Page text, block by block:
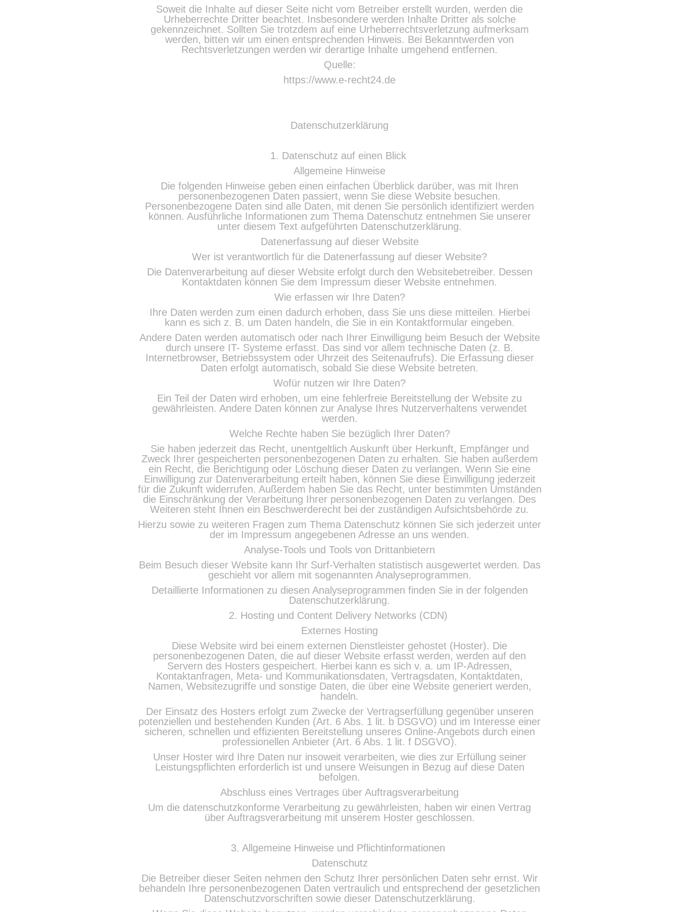
Soweit die Inhalte auf dieser Seite nicht vom Betreiber erstellt wurden, werden die
Urheberrechte Dritter beachtet. Insbesondere werden Inhalte Dritter als solche
gekennzeichnet. Sollten Sie trotzdem auf eine Urheberrechtsverletzung aufmerksam
werden, bitten wir um einen entsprechenden Hinweis. Bei Bekanntwerden von
Rechtsverletzungen werden wir derartige Inhalte umgehend entfernen.
Quelle:
https://www.e-recht24.de
Datenschutzerklärung
1. Datenschutz auf einen Blick
Allgemeine Hinweise
Die folgenden Hinweise geben einen einfachen Überblick darüber, was mit Ihren
personenbezogenen Daten passiert, wenn Sie diese Website besuchen.
Personenbezogene Daten sind alle Daten, mit denen Sie persönlich identifiziert werden
können. Ausführliche Informationen zum Thema Datenschutz entnehmen Sie unserer
unter diesem Text aufgeführten Datenschutzerklärung.
Datenerfassung auf dieser Website
Wer ist verantwortlich für die Datenerfassung auf dieser Website?
Die Datenverarbeitung auf dieser Website erfolgt durch den Websitebetreiber. Dessen
Kontaktdaten können Sie dem Impressum dieser Website entnehmen.
Wie erfassen wir Ihre Daten?
Ihre Daten werden zum einen dadurch erhoben, dass Sie uns diese mitteilen. Hierbei
kann es sich z. B. um Daten handeln, die Sie in ein Kontaktformular eingeben.
Andere Daten werden automatisch oder nach Ihrer Einwilligung beim Besuch der Website
durch unsere IT- Systeme erfasst. Das sind vor allem technische Daten (z. B.
Internetbrowser, Betriebssystem oder Uhrzeit des Seitenaufrufs). Die Erfassung dieser
Daten erfolgt automatisch, sobald Sie diese Website betreten.
Wofür nutzen wir Ihre Daten?
Ein Teil der Daten wird erhoben, um eine fehlerfreie Bereitstellung der Website zu
gewährleisten. Andere Daten können zur Analyse Ihres Nutzerverhaltens verwendet
werden.
Welche Rechte haben Sie bezüglich Ihrer Daten?
Sie haben jederzeit das Recht, unentgeltlich Auskunft über Herkunft, Empfänger und
Zweck Ihrer gespeicherten personenbezogenen Daten zu erhalten. Sie haben außerdem
ein Recht, die Berichtigung oder Löschung dieser Daten zu verlangen. Wenn Sie eine
Einwilligung zur Datenverarbeitung erteilt haben, können Sie diese Einwilligung jederzeit
für die Zukunft widerrufen. Außerdem haben Sie das Recht, unter bestimmten Umständen
die Einschränkung der Verarbeitung Ihrer personenbezogenen Daten zu verlangen. Des
Weiteren steht Ihnen ein Beschwerderecht bei der zuständigen Aufsichtsbehörde zu.
Hierzu sowie zu weiteren Fragen zum Thema Datenschutz können Sie sich jederzeit unter
der im Impressum angegebenen Adresse an uns wenden.
Analyse-Tools und Tools von Drittanbietern
Beim Besuch dieser Website kann Ihr Surf-Verhalten statistisch ausgewertet werden. Das
geschieht vor allem mit sogenannten Analyseprogrammen.
Detaillierte Informationen zu diesen Analyseprogrammen finden Sie in der folgenden
Datenschutzerklärung.
2. Hosting und Content Delivery Networks (CDN)
Externes Hosting
Diese Website wird bei einem externen Dienstleister gehostet (Hoster). Die
personenbezogenen Daten, die auf dieser Website erfasst werden, werden auf den
Servern des Hosters gespeichert. Hierbei kann es sich v. a. um IP-Adressen,
Kontaktanfragen, Meta- und Kommunikationsdaten, Vertragsdaten, Kontaktdaten,
Namen, Websitezugriffe und sonstige Daten, die über eine Website generiert werden,
handeln.
Der Einsatz des Hosters erfolgt zum Zwecke der Vertragserfüllung gegenüber unseren
potenziellen und bestehenden Kunden (Art. 6 Abs. 1 lit. b DSGVO) und im Interesse einer
sicheren, schnellen und effizienten Bereitstellung unseres Online-Angebots durch einen
professionellen Anbieter (Art. 6 Abs. 1 lit. f DSGVO).
Unser Hoster wird Ihre Daten nur insoweit verarbeiten, wie dies zur Erfüllung seiner
Leistungspflichten erforderlich ist und unsere Weisungen in Bezug auf diese Daten
befolgen.
Abschluss eines Vertrages über Auftragsverarbeitung
Um die datenschutzkonforme Verarbeitung zu gewährleisten, haben wir einen Vertrag
über Auftragsverarbeitung mit unserem Hoster geschlossen.
3. Allgemeine Hinweise und Pflichtinformationen
Datenschutz
Die Betreiber dieser Seiten nehmen den Schutz Ihrer persönlichen Daten sehr ernst. Wir
behandeln Ihre personenbezogenen Daten vertraulich und entsprechend der gesetzlichen
Datenschutzvorschriften sowie dieser Datenschutzerklärung.